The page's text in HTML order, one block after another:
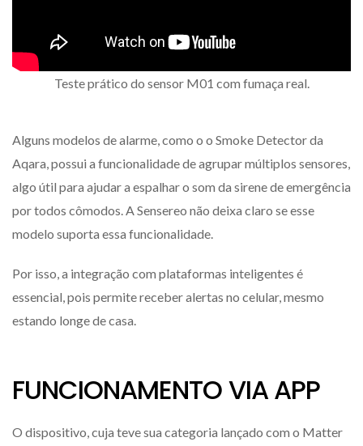
Teste prático do sensor M01 com fumaça real.
Alguns modelos de alarme, como o o Smoke Detector da
Aqara, possui a funcionalidade de agrupar múltiplos sensores,
algo útil para ajudar a espalhar o som da sirene de emergência
por todos cômodos. A Sensereo não deixa claro se esse
modelo suporta essa funcionalidade.
Por isso, a integração com plataformas inteligentes é
essencial, pois permite receber alertas no celular, mesmo
estando longe de casa.
FUNCIONAMENTO VIA APP
O dispositivo, cuja teve sua categoria lançado com o Matter